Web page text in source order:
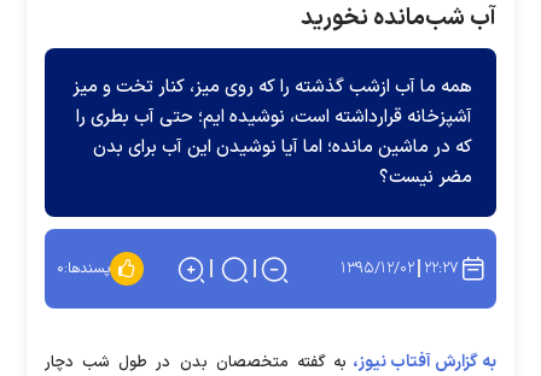
آب شب‌مانده نخورید
همه ما آب ازشب گذشته را که روی میز، کنار تخت و میز
آشپزخانه قرارداشته است، نوشیده ایم؛ حتی آب بطری را
که در ماشین مانده؛ اما آیا نوشیدن این آب برای بدن
مضر نیست؟
۲۲:۲۷ ۱۳۹۵/۱۲/۰۲ پسندها:۰
به گزارش آفتاب نیوز، به گفته متخصصان بدن در طول شب دچار